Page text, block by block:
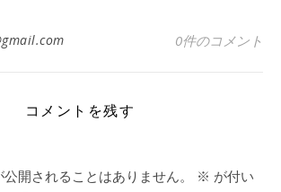
0件のコメント
コメントを残す
開されることはありません。 ※ が付い